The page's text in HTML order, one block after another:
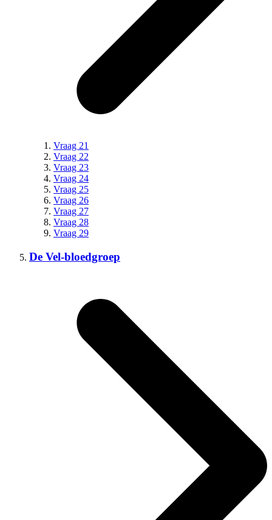
Vraag 21
Vraag 22
Vraag 23
Vraag 24
Vraag 25
Vraag 26
Vraag 27
Vraag 28
Vraag 29
De Vel-bloedgroep